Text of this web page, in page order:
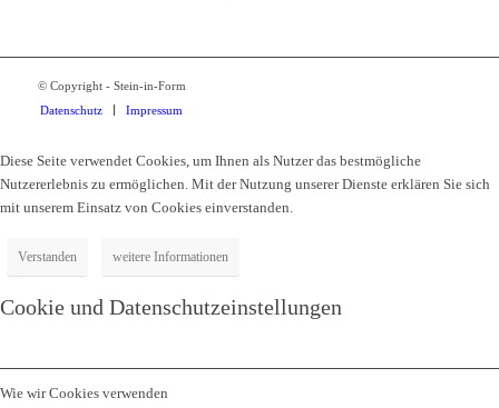
© Copyright - Stein-in-Form
Datenschutz
Impressum
Diese Seite verwendet Cookies, um Ihnen als Nutzer das bestmögliche
Nutzererlebnis zu ermöglichen. Mit der Nutzung unserer Dienste erklären Sie sich
mit unserem Einsatz von Cookies einverstanden.
Verstanden weitere Informationen
Cookie und Datenschutzeinstellungen
Wie wir Cookies verwenden